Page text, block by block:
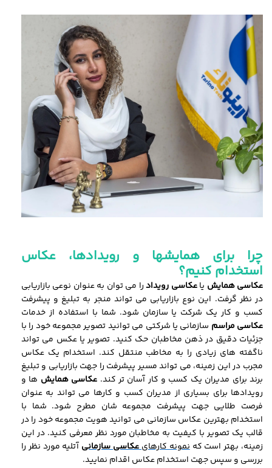
چرا برای همایشها و رویدادها، عکاس
استخدام کنیم؟
عکاسی همایش یاعکاسی رویدادرا می توان به عنوان نوعی بازاریابی
در نظر گرفت. این نوع بازاریابی می تواند منجر به تبلیغ و پیشرفت
کسب و کار یک شرکت یا سازمان شود. شما با استفاده از خدمات
عکاسی مراسم سازمانی یا شرکتی می توانید تصویر مجموعه خود را با
جزئیات دقیق در ذهن مخاطبان حک کنید. تصویر یا عکس می تواند
ناگفته های زیادی را به مخاطب منتقل کند. استخدام یک عکاس
مجرب در این زمینه، می تواند مسیر پیشرفت را جهت بازاریابی و تبلیغ
برند برای مدیران یک کسب و کار آسان تر کند. عکاسی همایش ها و
رویدادها برای بسیاری از مدیران کسب و کارها می تواند به عنوان
فرصت طلایی جهت پیشرفت مجموعه شان مطرح شود. شما با
استخدام بهترین عکاس سازمانی می توانید هویت مجموعه خود را در
قالب یک تصویر با کیفیت به مخاطبان مورد نظر معرفی کنید. در این
زمینه، بهتر است کهنمونه کارهایعکاسی سازمانیآتلیه مورد نظر را
بررسی و سپس جهت استخدام عکاس اقدام نمایید.